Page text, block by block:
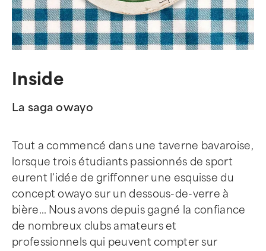
Inside
La saga owayo
Tout a commencé dans une taverne bavaroise,
lorsque trois étudiants passionnés de sport
eurent l'idée de griffonner une esquisse du
concept owayo sur un dessous-de-verre à
bière... Nous avons depuis gagné la confiance
de nombreux clubs amateurs et
professionnels qui peuvent compter sur